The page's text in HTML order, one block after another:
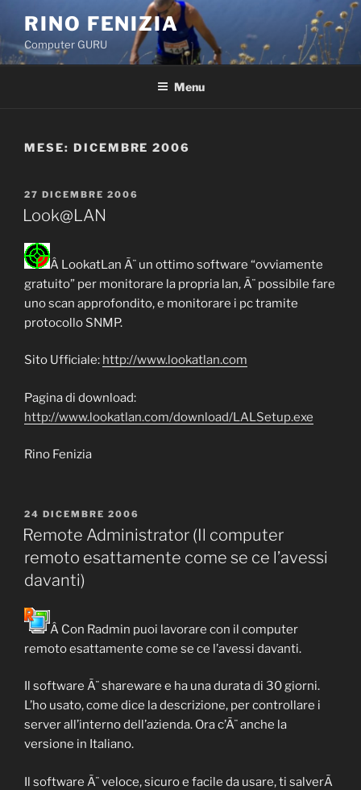
contenuto
RINO FENIZIA
Computer GURU
Menu
MESE: DICEMBRE 2006
PUBBLICATO
IL
27 DICEMBRE 2006
Look@LAN
Â LookatLan Ã¨ un ottimo software “ovviamente
gratuito” per monitorare la propria lan, Ã¨ possibile fare
uno scan approfondito, e monitorare i pc tramite
protocollo SNMP.
Sito Ufficiale: http://www.lookatlan.com
Pagina di download:
http://www.lookatlan.com/download/LALSetup.exe
Rino Fenizia
PUBBLICATO
IL
24 DICEMBRE 2006
Remote Administrator (Il computer
remoto esattamente come se ce l’avessi
davanti)
Â Con Radmin puoi lavorare con il computer
remoto esattamente come se ce l’avessi davanti.
Il software Ã¨ shareware e ha una durata di 30 giorni.
L’ho usato, come dice la descrizione, per controllare i
server all’interno dell’azienda. Ora c’Ã¨ anche la
versione in Italiano.
Il software Ã¨ veloce, sicuro e facile da usare, ti salverÃ